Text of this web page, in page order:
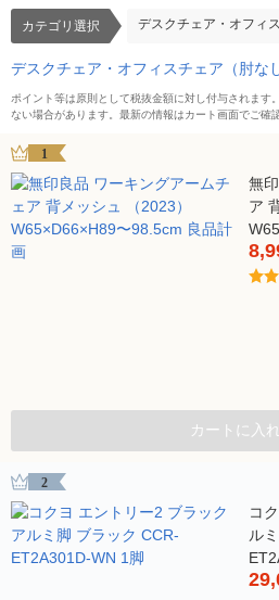
カテゴリ選択 デスクチェア・オフィ
デスクチェア・オフィスチェア（肘な
ポイント等は原則として税抜金額に対し付与されます
ない場合があります。最新の情報はカート画面でご確
1
無
ア
画
カートに入
2
コ
ル